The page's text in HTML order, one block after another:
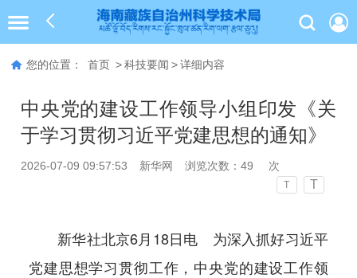
您的位置： 首页 > 科技要闻 > 详细内容
中央党的建设工作领导小组印发《关
于学习贯彻习近平党建思想的通知》
2026-07-09 09:57:53 新华网 浏览次数：49 次
T T
新华社北京6月18日电 为深入抓好习近平
党建思想学习贯彻工作，中央党的建设工作领